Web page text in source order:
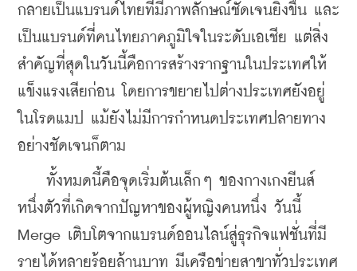
กลายเป็นแบรนด์ไทยที่มีภาพลักษณ์ชัดเจนยิ่งขึ้น และ
เป็นแบรนด์ที่คนไทยภาคภูมิใจในระดับเอเชีย แต่สิ่ง
สำคัญที่สุดในวันนี้คือการสร้างรากฐานในประเทศให้
แข็งแรงเสียก่อน โดยการขยายไปต่างประเทศยังอยู่
ในโรดแมป แม้ยังไม่มีการกำหนดประเทศปลายทาง
อย่างชัดเจนก็ตาม
ทั้งหมดนี้คือจุดเริ่มต้นเล็กๆ ของกางเกงยีนส์
หนึ่งตัวที่เกิดจากปัญหาของผู้หญิงคนหนึ่ง วันนี้
Merge เติบโตจากแบรนด์ออนไลน์สู่ธุรกิจแฟชั่นที่มี
รายได้หลายร้อยล้านบาท มีเครือข่ายสาขาทั่วประเทศ